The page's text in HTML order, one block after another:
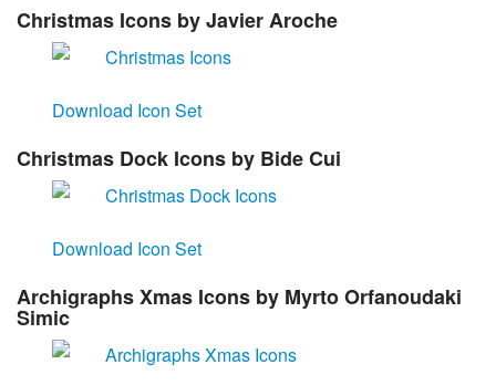
Christmas Icons by Javier Aroche
Download Icon Set
Christmas Dock Icons by Bide Cui
Download Icon Set
Archigraphs Xmas Icons by Myrto Orfanoudaki
Simic